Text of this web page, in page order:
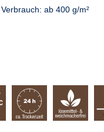
Verbrauch: ab400g/m²